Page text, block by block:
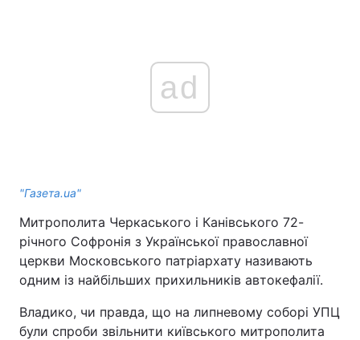
ad
"Газета.ua"
Митрополита Черкаського і Канівського 72-
річного Софронія з Української православної
церкви Московського патріархату називають
одним із найбільших прихильників автокефалії.
Владико, чи правда, що на липневому соборі УПЦ
були спроби звільнити київського митрополита